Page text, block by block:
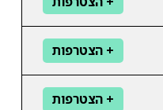
+ הצטרפות
+ הצטרפות